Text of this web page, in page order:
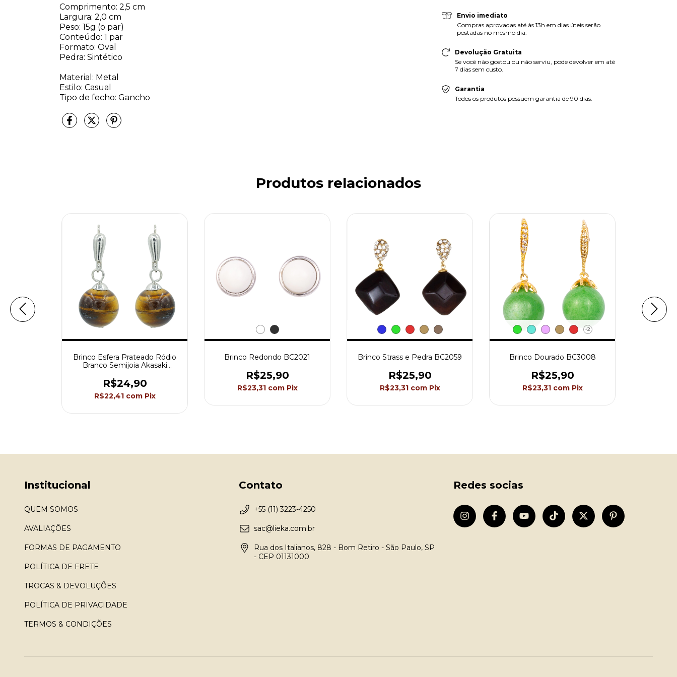
Comprimento: 2,5 cm
Largura: 2,0 cm
Peso: 15g (o par)
Conteúdo: 1 par
Formato: Oval
Pedra: Sintético
Material: Metal
Estilo: Casual
Tipo de fecho: Gancho
Envio imediato
Compras aprovadas até às 13h em dias úteis serão
postadas no mesmo dia.
Devolução Gratuita
Se você não gostou ou não serviu, pode devolver em até
7 dias sem custo.
Garantia
Todos os produtos possuem garantia de 90 dias.
Produtos relacionados
Brinco Esfera Prateado Ródio
Branco Semijoia Akasaki
R$24,90
R$22,41 com Pix
Brinco Redondo BC2021
R$25,90
R$23,31 com Pix
Brinco Strass e Pedra BC2059
R$25,90
R$23,31 com Pix
+2
Brinco Dourado BC3008
R$25,90
R$23,31 com Pix
Institucional
QUEM SOMOS
AVALIAÇÕES
FORMAS DE PAGAMENTO
POLÍTICA DE FRETE
TROCAS & DEVOLUÇÕES
POLÍTICA DE PRIVACIDADE
TERMOS & CONDIÇÕES
Contato
+55 (11) 3223-4250
sac@lieka.com.br
Rua dos Italianos, 828 - Bom Retiro - São Paulo, SP
- CEP 01131000
Redes socias